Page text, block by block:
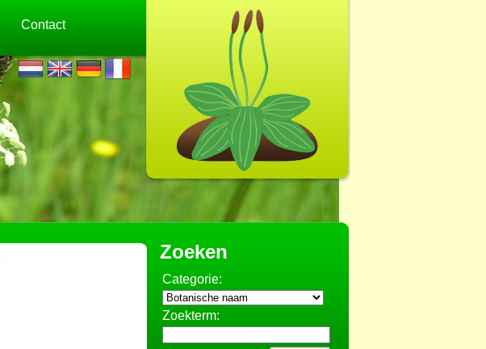
Contact
Zoeken
Categorie:
Zoekterm: